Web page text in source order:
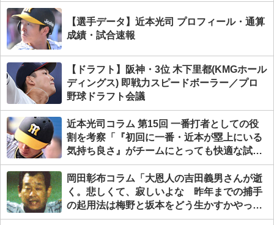
【選手データ】近本光司 プロフィール・通算
成績・試合速報
【ドラフト】阪神・3位 木下里都(KMGホール
ディングス) 即戦力スピードボーラー／プロ
野球ドラフト会議
近本光司コラム 第15回 一番打者としての役
割を考察「『初回に一番・近本が塁上にいる
気持ち良さ』がチームにとっても快適な試合
のスタートとなる」
岡田彰布コラム「大恩人の吉田義男さんが逝
く。悲しくて、寂しいよな 昨年までの捕手
の起用法は梅野と坂本をどう生かすかやっ
た」